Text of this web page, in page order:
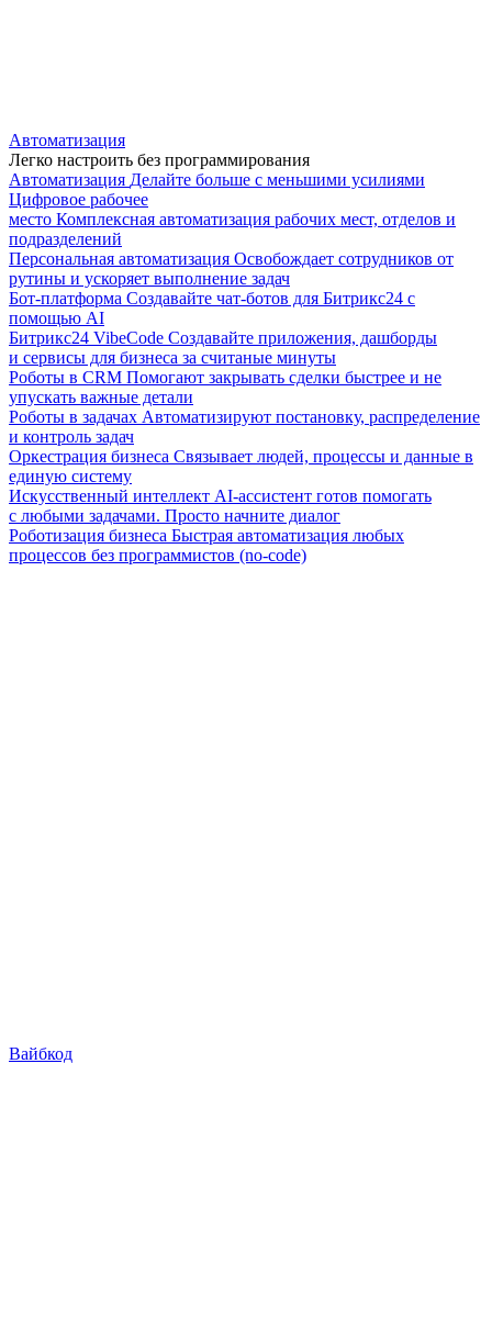
Автоматизация
Легко настроить без программирования
Автоматизация Делайте больше с меньшими усилиями
Цифровое рабочее
место Комплексная автоматизация рабочих мест, отделов и
подразделений
Персональная автоматизация Освобождает сотрудников от
рутины и ускоряет выполнение задач
Бот-платформа Создавайте чат-ботов для Битрикс24 с
помощью AI
Битрикс24 VibeCode Создавайте приложения, дашборды
и сервисы для бизнеса за считаные минуты
Роботы в CRM Помогают закрывать сделки быстрее и не
упускать важные детали
Роботы в задачах Автоматизируют постановку, распределение
и контроль задач
Оркестрация бизнеса Связывает людей, процессы и данные в
единую систему
Искусственный интеллект AI-ассистент готов помогать
с любыми задачами. Просто начните диалог
Роботизация бизнеса Быстрая автоматизация любых
процессов без программистов (no-code)
Вайбкод